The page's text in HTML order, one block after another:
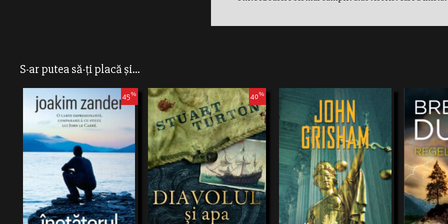
S-ar putea să-ți placă și...
Acţiunea romanului “Inotătorul” are loc pe
scena politică din Bruxelles,pe culoarele
liniştite ale sediului CIA din Virginia, în
zonele derăzboi fierbinţi din Orientul
45%
Acțiunea se petrece în anul 1634, când
Samuel Pipps, cel mai maredetectiv din
lume, este transportat la Amsterdam
pentru a fi executatpentru o crimă pe care
40%
UN OM NEVINOVAT VA FI EXECUTAT. ŞI
După o
faptul că a
tragediei care